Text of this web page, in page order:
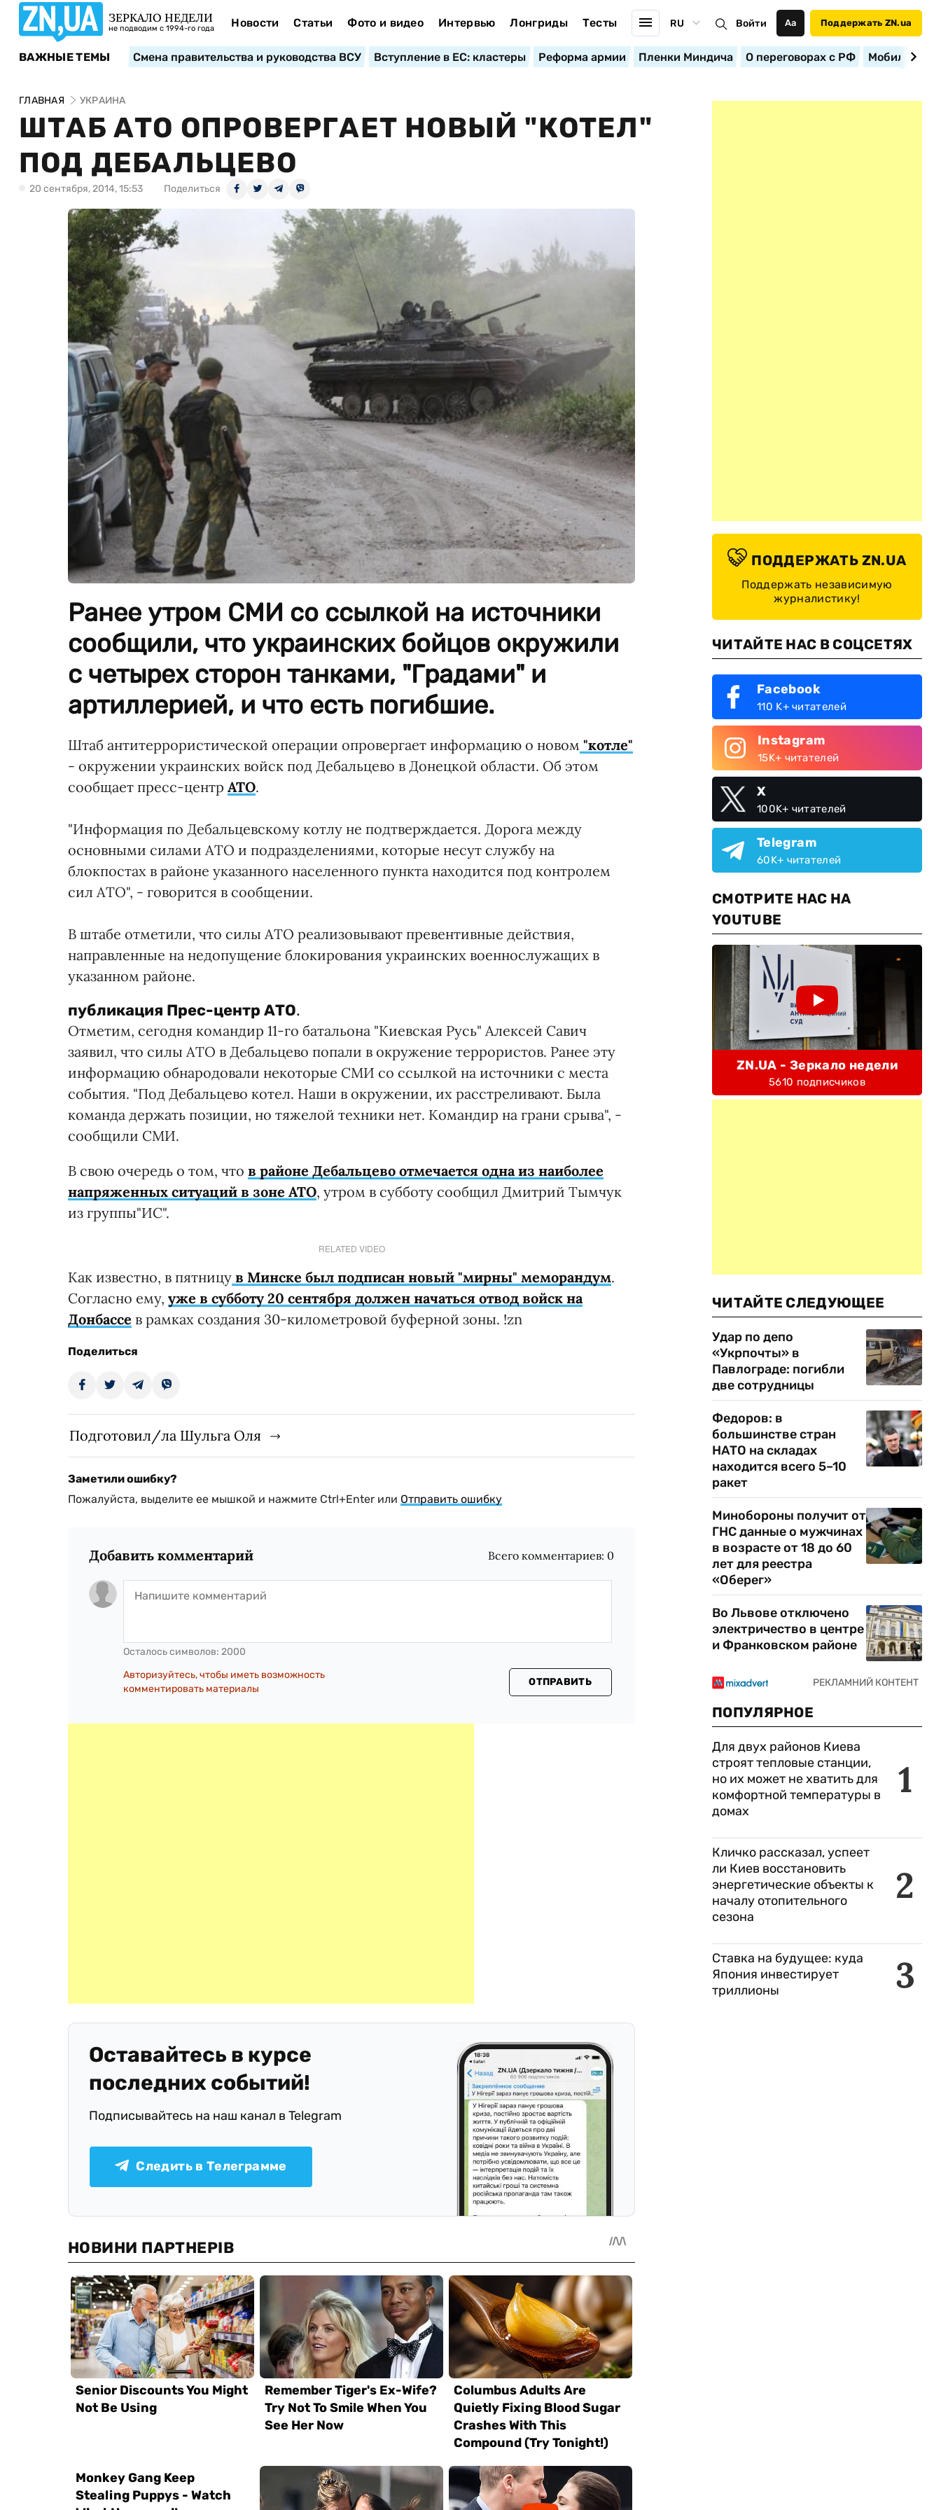
ЗЕРКАЛО НЕДЕЛИ
не подводим с 1994-го года Новости Статьи Фото и видео Интервью Лонгриды Тесты RU Войти Аа Поддержать ZN.ua
ВАЖНЫЕ ТЕМЫ Смена правительства и руководства ВСУ Вступление в ЕС: кластеры Реформа армии Пленки Миндича О переговорах с РФ
ГЛАВНАЯ УКРАИНА
ШТАБ АТО ОПРОВЕРГАЕТ НОВЫЙ "КОТЕЛ"
ПОД ДЕБАЛЬЦЕВО
20 сентября, 2014, 15:53 Поделиться
Ранее утром СМИ со ссылкой на источники
сообщили, что украинских бойцов окружили
с четырех сторон танками, "Градами" и
артиллерией, и что есть погибшие.
Штаб антитеррористической операции опровергает информацию о новом "котле"
- окружении украинских войск под Дебальцево в Донецкой области. Об этом
сообщает пресс-центр АТО.
"Информация по Дебальцевскому котлу не подтверждается. Дорога между
основными силами АТО и подразделениями, которые несут службу на
блокпостах в районе указанного населенного пункта находится под контролем
сил АТО", - говорится в сообщении.
В штабе отметили, что силы АТО реализовывают превентивные действия,
направленные на недопущение блокирования украинских военнослужащих в
указанном районе.
публикация Прес-центр АТО.
Отметим, сегодня командир 11-го батальона "Киевская Русь" Алексей Савич
заявил, что силы АТО в Дебальцево попали в окружение террористов. Ранее эту
информацию обнародовали некоторые СМИ со ссылкой на источники с места
события. "Под Дебальцево котел. Наши в окружении, их расстреливают. Была
команда держать позиции, но тяжелой техники нет. Командир на грани срыва", -
сообщили СМИ.
В свою очередь о том, что в районе Дебальцево отмечается одна из наиболее
напряженных ситуаций в зоне АТО, утром в субботу сообщил Дмитрий Тымчук
из группы"ИС".
RELATED VIDEO
Как известно, в пятницу в Минске был подписан новый "мирны" меморандум.
Согласно ему, уже в субботу 20 сентября должен начаться отвод войск на
Донбассе в рамках создания 30-километровой буферной зоны. !zn
Поделиться
Подготовил/ла Шульга Оля
Заметили ошибку?
Пожалуйста, выделите ее мышкой и нажмите Ctrl+Enter или Отправить ошибку
Добавить комментарий Всего комментариев: 0
Осталось символов: 2000
Авторизуйтесь, чтобы иметь возможность
комментировать материалы
ОТПРАВИТЬ
Оставайтесь в курсе
последних событий!
Подписывайтесь на наш канал в Telegram
Следить в Телеграмме
ПОДДЕРЖАТЬ ZN.UA
Поддержать независимую
журналистику!
ЧИТАЙТЕ НАС В СОЦСЕТЯХ
Facebook
110 K+ читателей
Instagram
15K+ читателей
X
100K+ читателей
Telegram
60K+ читателей
СМОТРИТЕ НАС НА
YOUTUBE
ZN.UA - Зеркало недели
5610 подписчиков
ЧИТАЙТЕ СЛЕДУЮЩЕЕ
Удар по депо
«Укрпочты» в
Павлограде: погибли
две сотрудницы
Федоров: в
большинстве стран
НАТО на складах
находится всего 5–10
ракет
Минобороны получит от
ГНС данные о мужчинах
в возрасте от 18 до 60
лет для реестра
«Оберег»
Во Львове отключено
электричество в центре
и Франковском районе
ПОПУЛЯРНОЕ
1
Для двух районов Киева
строят тепловые станции,
но их может не хватить для
комфортной температуры в
домах
2
Кличко рассказал, успеет
ли Киев восстановить
энергетические объекты к
началу отопительного
сезона
3
Ставка на будущее: куда
Япония инвестирует
триллионы